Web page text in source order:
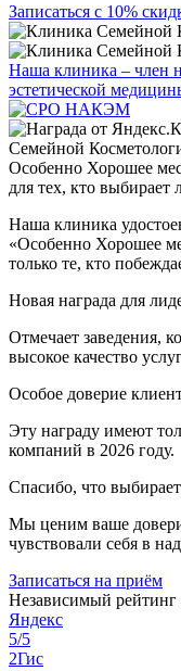
Записаться с 10%
Наша клиника – член
эстетической
Особенно Хорошее
для тех, кто выбирает
Наша клиника
«Особенно Хорошее
только те, кто
Новая награда для
Отмечает заведения,
высокое качество
Особое доверие
Эту награду имеют
компаний в 2026 году.
Спасибо, что
Мы ценим ваше
чувствовали себя в
Записаться на приём
Независимый
Яндекс
5/5
2Гис